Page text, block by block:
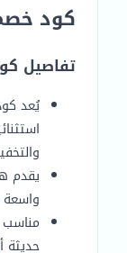
كود خصم
تفاصيل
يقدم
واسعة
مناسب
حديثة